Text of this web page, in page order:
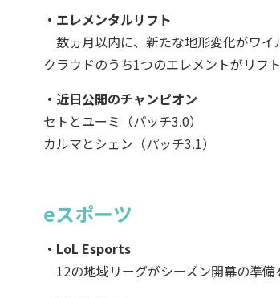
・エレメンタルリフト
数ヵ月以内に、新たな地形変化がワイ
クラウドのうち1つのエレメントがリフ
・近日公開のチャンピオン
セトとユーミ（パッチ3.0）
カルマとシェン（パッチ3.1）
eスポーツ
・LoL Esports
12の地域リーグがシーズン開幕の準備